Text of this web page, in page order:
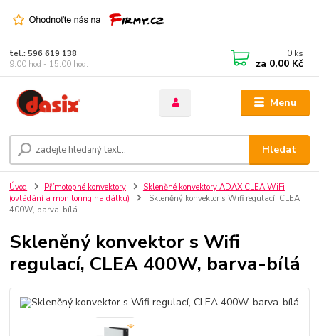
Menu
Hledat
tel.: 596 619 138
9.00 hod - 15.00 hod.
0 ks
za 0,00 Kč
Úvod Přímotopné konvektory
Skleněné konvektory ADAX CLEA WiFi
(ovládání a monitoring na dálku)
Skleněný konvektor s Wifi regulací, CLEA
400W, barva-bílá
Skleněný konvektor s Wifi
regulací, CLEA 400W, barva-bílá